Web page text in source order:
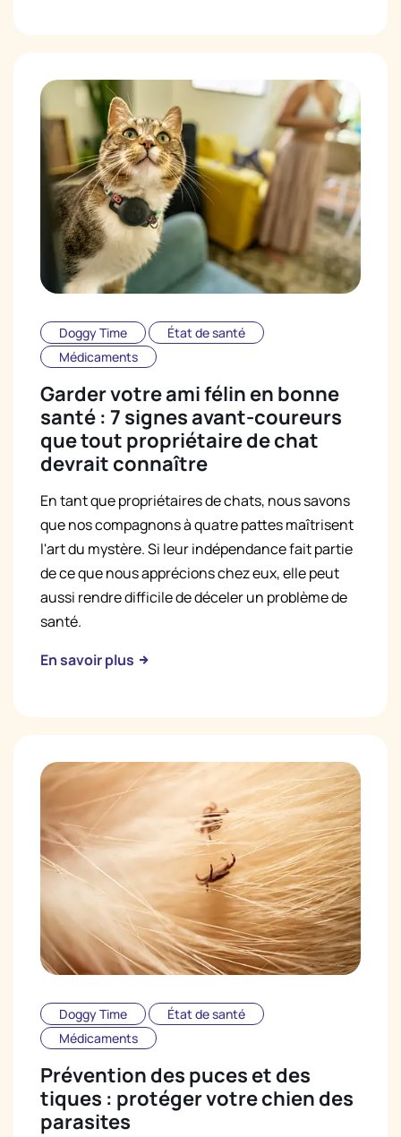
Doggy Time
État de santé
Médicaments
Garder votre ami félin en bonne
santé : 7 signes avant-coureurs
que tout propriétaire de chat
devrait connaître
En tant que propriétaires de chats, nous savons
que nos compagnons à quatre pattes maîtrisent
l'art du mystère. Si leur indépendance fait partie
de ce que nous apprécions chez eux, elle peut
aussi rendre difficile de déceler un problème de
santé.
En savoir plus
Doggy Time
État de santé
Médicaments
Prévention des puces et des
tiques : protéger votre chien des
parasites